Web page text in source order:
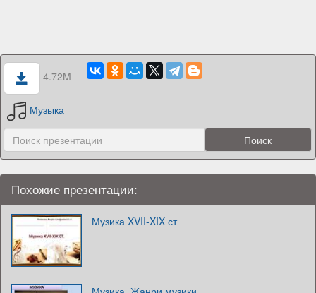
4.72M
Музыка
Похожие презентации:
Музика XVII-XIX ст